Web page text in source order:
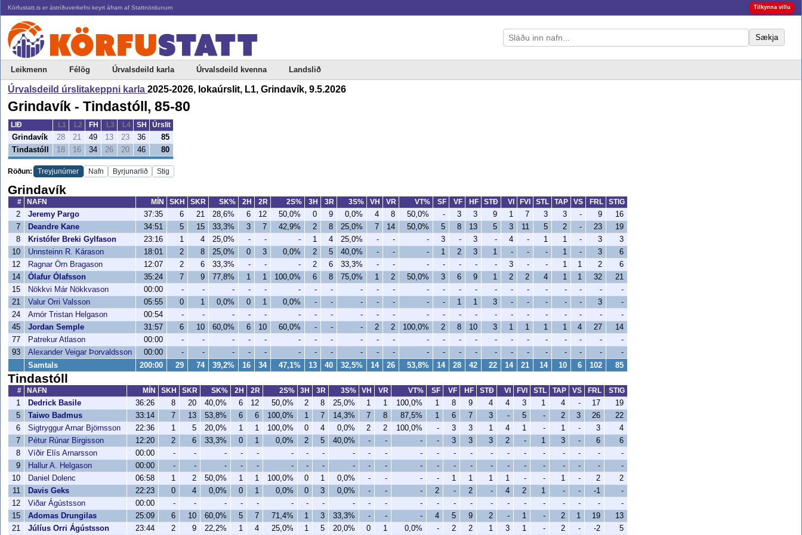
Körfustatt.is er ástríðuverkefni keyrt áfram af Stattnördunum Tilkynna villu
Sækja
Leikmenn Félög Úrvalsdeild karla Úrvalsdeild kvenna Landslið
Úrvalsdeild úrslitakeppni karla 2025-2026, lokaúrslit, L1, Grindavík, 9.5.2026
Grindavík - Tindastóll, 85-80
LIÐ L1 L2 FH L3 L4 SH
Úrslit
Grindavík
28 21 49 13 23 36
85
Tindastóll
18 16 34 26 20 46 80
Röðun: Treyjunúmer Nafn Byrjunarlið Stig
Grindavík
# NAFN MÍN SKH SKR SK% 2H 2R 2S% 3H 3R 3S% VH VR VT% SF VF HF STÐ VI FVI STL TAP VS FRL
STIG
2
Jeremy Pargo 37:35 6 21 28,6% 6 12 50,0% 0 9 0,0% 4 8 50,0% - 3 3 9 1 7 3 3 - 9
16
7
Deandre Kane 34:51 5 15 33,3% 3 7 42,9% 2 8 25,0% 7 14 50,0% 5 8 13 5 3 11 5 2 - 23
19
8
Kristófer Breki Gylfason 23:16 1 4 25,0% - - - 1 4 25,0% - - - 3 - 3 - 4 - 1 1 - 3
3
10
Unnsteinn R. Kárason 18:01 2 8 25,0% 0 3 0,0% 2 5 40,0% - - - 1 2 3 1 - - - 1 - 3
6
12
Ragnar Örn Bragason 12:07 2 6 33,3% - - - 2 6 33,3% - - - - - - - 3 - - 1 1 2
6
14
Ólafur Ólafsson 35:24 7 9 77,8% 1 1 100,0% 6 8 75,0% 1 2 50,0% 3 6 9 1 2 2 4 1 1 32
21
15
Nökkvi Már Nökkvason 00:00 - - - - - - - - - - - - - - - - - - - - - -
-
21
Valur Orri Valsson 05:55 0 1 0,0% 0 1 0,0% - - - - - - - 1 1 3 - - - - - 3
-
24
Arnór Tristan Helgason 00:54 - - - - - - - - - - - - - - - - - - - - - -
-
45
Jordan Semple 31:57 6 10 60,0% 6 10 60,0% - - - 2 2 100,0% 2 8 10 3 1 1 1 1 4 27
14
77
Patrekur Atlason 00:00 - - - - - - - - - - - - - - - - - - - - - -
-
93
Alexander Veigar Þorvaldsson 00:00 - - - - - - - - - - - - - - - - - - - - - - -
Samtals 200:00 29 74 39,2% 16 34 47,1% 13 40 32,5% 14 26 53,8% 14 28 42 22 14 21 14 10 6 102 85
Tindastóll
# NAFN MÍN SKH SKR SK% 2H 2R 2S% 3H 3R 3S% VH VR VT% SF VF HF STÐ VI FVI STL TAP VS FRL
STIG
1
Dedrick Basile 36:26 8 20 40,0% 6 12 50,0% 2 8 25,0% 1 1 100,0% 1 8 9 4 4 3 1 4 - 17
19
5
Taiwo Badmus 33:14 7 13 53,8% 6 6 100,0% 1 7 14,3% 7 8 87,5% 1 6 7 3 - 5 - 2 3 26
22
6
Sigtryggur Arnar Björnsson 22:36 1 5 20,0% 1 1 100,0% 0 4 0,0% 2 2 100,0% - 3 3 1 4 1 - 1 - 3
4
7
Pétur Rúnar Birgisson 12:20 2 6 33,3% 0 1 0,0% 2 5 40,0% - - - - 3 3 3 2 - 1 3 - 6
6
8
Víðir Elís Arnarsson 00:00 - - - - - - - - - - - - - - - - - - - - - -
-
9
Hallur A. Helgason 00:00 - - - - - - - - - - - - - - - - - - - - - -
-
10
Daniel Dolenc 06:58 1 2 50,0% 1 1 100,0% 0 1 0,0% - - - - 1 1 1 1 - - 1 - 2
2
11
Davis Geks 22:23 0 4 0,0% 0 1 0,0% 0 3 0,0% - - - 2 - 2 - 4 2 1 - - -1
-
12
Viðar Ágústsson 00:00 - - - - - - - - - - - - - - - - - - - - - -
-
15
Adomas Drungilas 25:09 6 10 60,0% 5 7 71,4% 1 3 33,3% - - - 4 5 9 2 - 1 - 2 1 19
13
21
Júlíus Orri Ágústsson 23:44 2 9 22,2% 1 4 25,0% 1 5 20,0% 0 1 0,0% - 2 2 1 3 1 - 2 - -2 5